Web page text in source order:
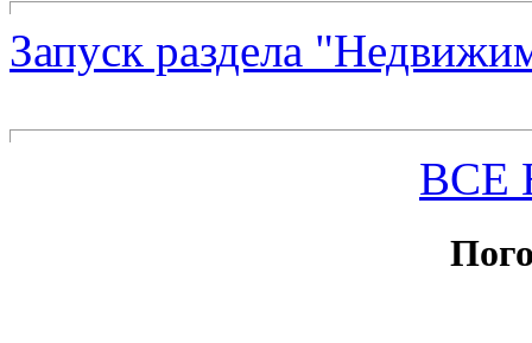
Запуск раздела
ВСЕ